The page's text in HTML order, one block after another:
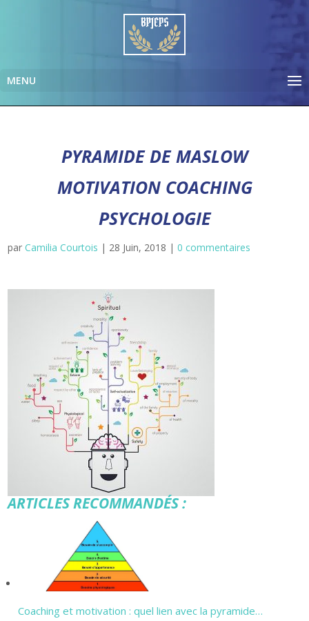
PYRAMIDE DE MASLOW
MOTIVATION COACHING
PSYCHOLOGIE
parCamilia Courtois | 28 Juin, 2018 |0 commentaires
ARTICLES RECOMMANDÉS :
Coaching et motivation : quel lien avec la pyramide…